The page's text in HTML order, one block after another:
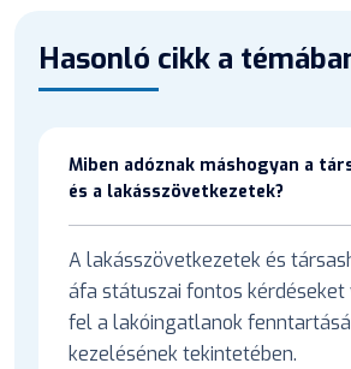
Hasonló cikk a
Miben adóznak máshogyan a
és a lakásszövetkezetek?
A lakásszövetkezetek és
áfa státuszai fontos kérdéseket
fel a lakóingatlanok
kezelésének tekintetében.